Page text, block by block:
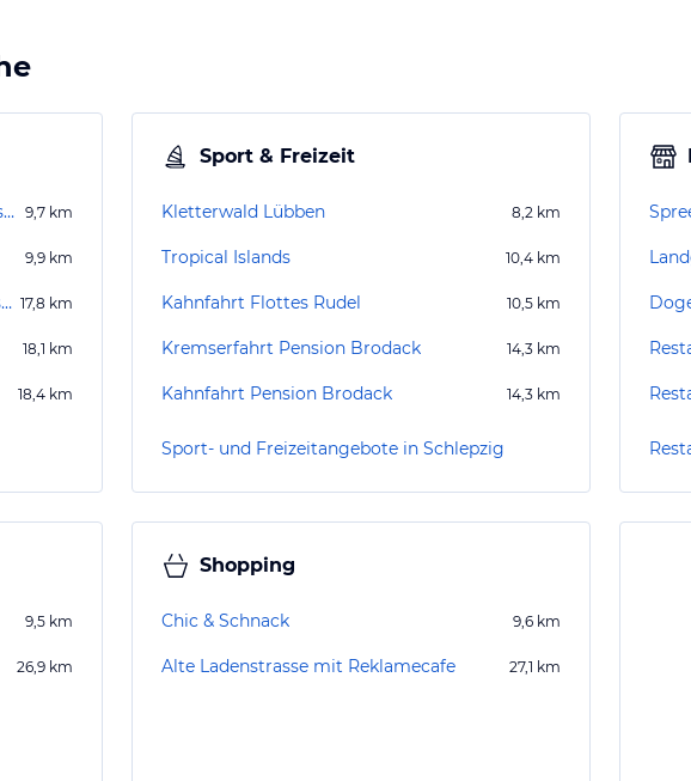
Stadt- und Regionalmuseum im Schloss zu Lübben 9,7 km
9,9 km
Straußenfarm Happy Ostrich (geschlossen) 17,8 km
18,1 km
18,4 km
Sport & Freizeit
Kletterwald Lübben 8,2 km
Tropical Islands 10,4 km
Kahnfahrt Flottes Rudel 10,5 km
Kremserfahrt Pension Brodack 14,3 km
Kahnfahrt Pension Brodack 14,3 km
Sport- und Freizeitangebote in Schlepzig
9,5 km
26,9 km
Shopping
Chic & Schnack 9,6 km
Alte Ladenstrasse mit Reklamecafe 27,1 km